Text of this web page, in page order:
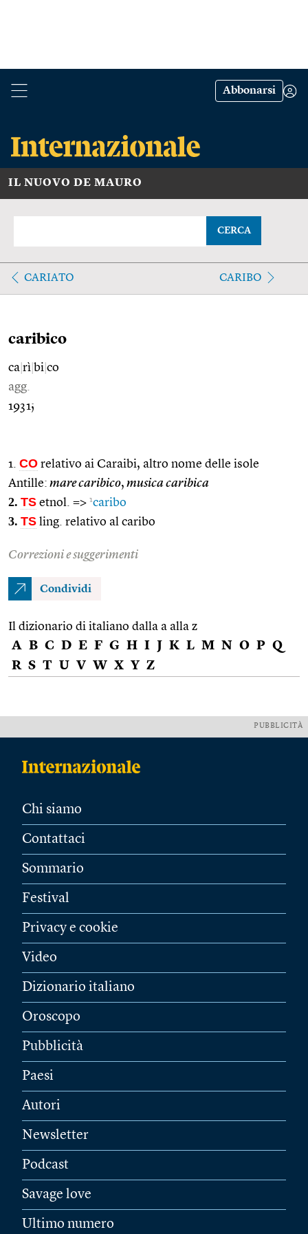
Abbonarsi
IL NUOVO DE MAURO
CERCA
CARIATO CARIBO
caribico
ca rì bi co
agg.
1931;
1. CO relativo ai Caraibi, altro nome delle isole
Antille: mare caribico, musica caribica
2. TS etnol. => 1caribo
3. TS ling. relativo al caribo
Correzioni e suggerimenti
Condividi
Il dizionario di italiano dalla a alla z
A B C D E F G H I J K L M N O P Q
R S T U V W X Y Z
PUBBLICITÀ
Chi siamo
Contattaci
Sommario
Festival
Privacy e cookie
Video
Dizionario italiano
Oroscopo
Pubblicità
Paesi
Autori
Newsletter
Podcast
Savage love
Ultimo numero